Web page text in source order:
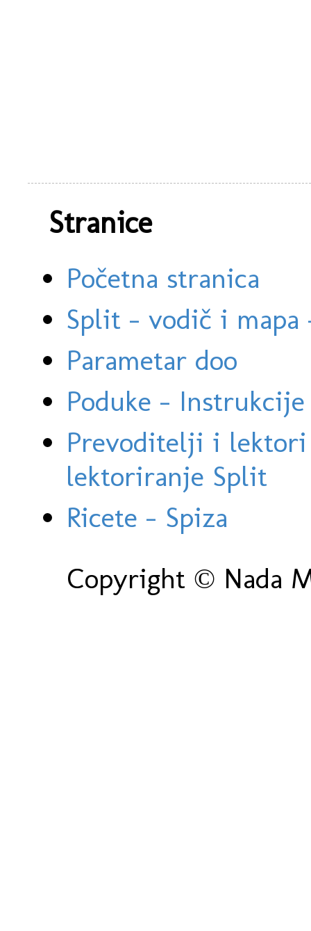
Stranice
Početna stranica
Split - vodič i
Parametar doo
Poduke -
Prevoditelji i
lektoriranje Split
Ricete - Spiza
Copyright © Nada